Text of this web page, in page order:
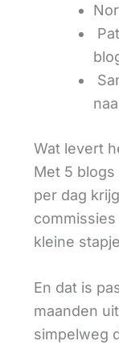
Wat levert
Met 5
per dag
kleine
En dat is
maanden
simpelweg